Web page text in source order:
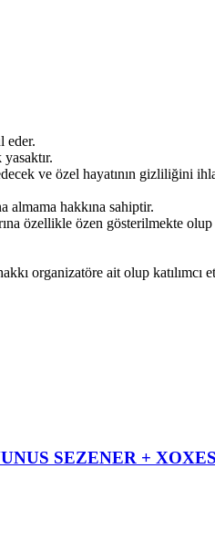
eder.
ve özel hayatının gizliliğini
hakkına sahiptir.
özellikle özen gösterilmekte
organizatöre ait olup katılımcı
SEZENER +